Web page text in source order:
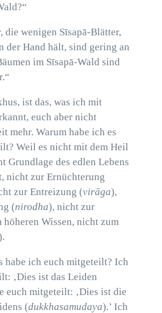
die wenigen Sīsapā-Blätter,
der Hand hält, sind gering an
im Sīsapā-Wald sind
ist das, was ich mit
euch aber nicht
mehr. Warum habe ich es
Weil es nicht mit dem Heil
Grundlage des edlen Lebens
nicht zur Ernüchterung
zur Entreizung (virāga),
(nirodha), nicht zur
Wissen, nicht zum
habe ich euch mitgeteilt? Ich
‚Dies ist das Leiden
euch mitgeteilt: ‚Dies ist die
(dukkhasamudaya).’ Ich